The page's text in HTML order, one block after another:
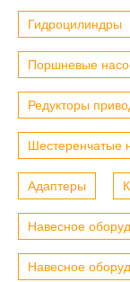
Гидроцилиндры
Поршневые
Редукторы
Шестеренчатые
Адаптеры
Навесное
Навесное